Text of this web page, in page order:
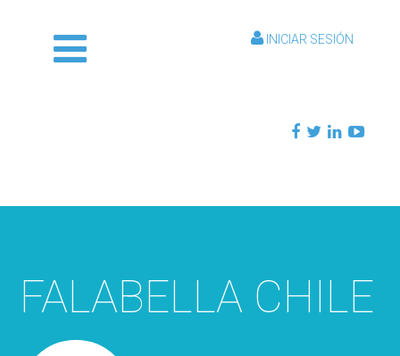
INICIAR SESIÓN
FALABELLA CHILE